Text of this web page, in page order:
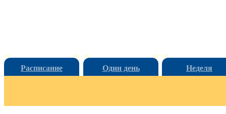
Расписание Один день Неделя